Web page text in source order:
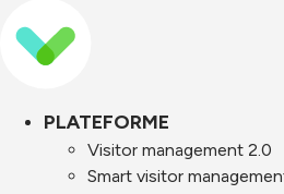
PLATEFORME
Visitor management 2.0
Smart visitor